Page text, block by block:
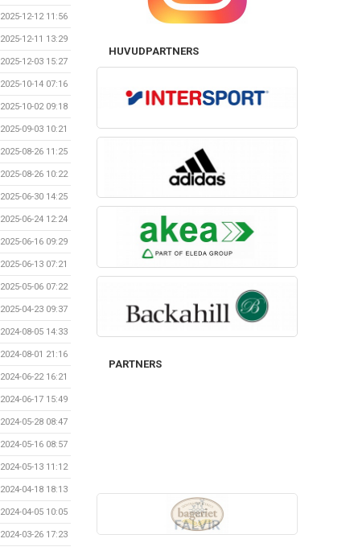
2025-12-12 11:56
2025-12-11 13:29
2025-12-03 15:27
2025-10-14 07:16
2025-10-02 09:18
2025-09-03 10:21
2025-08-26 11:25
2025-08-26 10:22
2025-06-30 14:25
2025-06-24 12:24
2025-06-16 09:29
2025-06-13 07:21
2025-05-06 07:22
2025-04-23 09:37
2024-08-05 14:33
2024-08-01 21:16
2024-06-22 16:21
2024-06-17 15:49
2024-05-28 08:47
2024-05-16 08:57
2024-05-13 11:12
2024-04-18 18:13
2024-04-05 10:05
2024-03-26 17:23
HUVUDPARTNERS
PARTNERS